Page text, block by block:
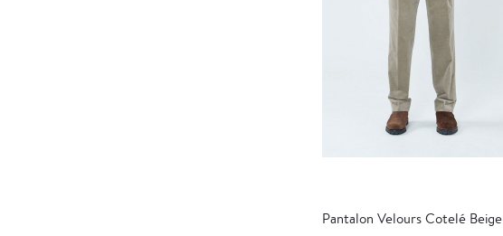
Pantalon Velours Cotelé Beige